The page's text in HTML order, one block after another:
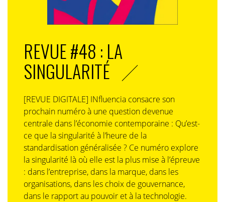
REVUE #48 : LA
SINGULARITÉ
[REVUE DIGITALE] INfluencia consacre son
prochain numéro à une question devenue
centrale dans l’économie contemporaine : Qu’est-
ce que la singularité à l’heure de la
standardisation généralisée ? Ce numéro explore
la singularité là où elle est la plus mise à l’épreuve
: dans l’entreprise, dans la marque, dans les
organisations, dans les choix de gouvernance,
dans le rapport au pouvoir et à la technologie.